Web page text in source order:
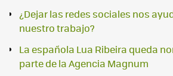
¿Dejar las redes sociales nos
nuestro trabajo?
La española Lua Ribeira queda
parte de la Agencia Magnum